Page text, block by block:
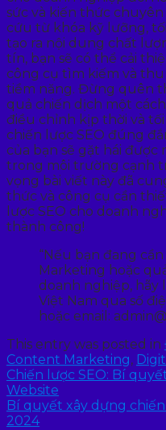
sức và kiến thức
cứu từ khóa kỹ lưỡng,
tạo ra nội dung chất
tín, bạn sẽ có thể cải
công cụ tìm kiếm và
tiềm năng. Đừng quên
quả chiến dịch một
điều chỉnh kịp thời và
chiến lược SEO đúng
của bạn sẽ gặt hái
trong môi trường cạnh
vọng bài viết này đã
thức và công cụ cần
lược SEO cho doanh
thành công!
“Nếu bạn đang
Marketing hoặc
doanh nghiệp, hãy
Việt Nam qua số
hoặc email:
This entry was posted in
Content Marketing,
Chiến lược SEO: Bí
Website
Bí quyết xây dựng
2024